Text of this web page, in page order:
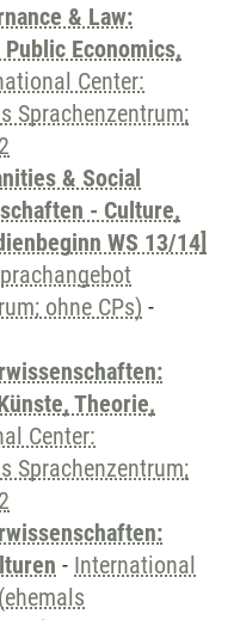
& Law:
Economics,
Center:
Sprachenzentrum;
& Social
- Culture,
WS 13/14]
ohne CPs) -
Theorie,
Center:
Sprachenzentrum;
- International